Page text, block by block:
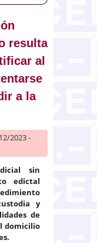
resulta
al
a la
2023 -
sin
edictal
y
de
domicilio